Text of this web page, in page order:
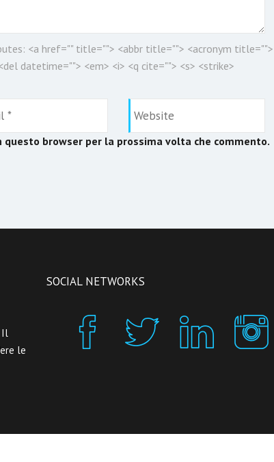
<a href="" title=""> <abbr title=""> <acronym title="">
datetime=""> <em> <i> <q cite=""> <s> <strike>
browser per la prossima volta che commento.
Il
le
SOCIAL NETWORKS